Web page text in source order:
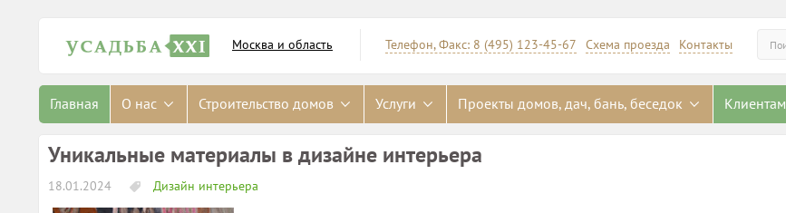
Искать
Телефон, Факс: 8 (495) 123-45-67 Схема проезда Контакты
Москва и область
Главная О нас Строительство домов Услуги Проекты домов, дач, бань, беседок Клиентам
Уникальные материалы в дизайне интерьера
18.01.2024 Дизайн интерьера